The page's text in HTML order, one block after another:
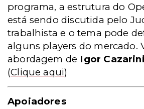
programa, a estrutura do
está sendo discutida pelo
trabalhista e o tema pode
alguns players do mercado.
abordagem de Igor
(Clique aqui)
Apoiadores